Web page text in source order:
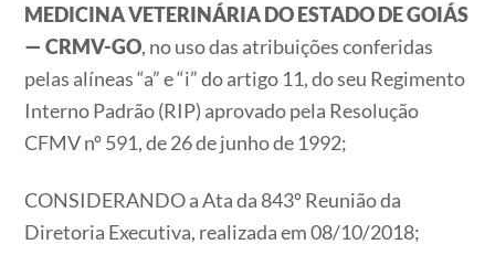
MEDICINA VETERINÁRIA DO ESTADO DE GOIÁS
— CRMV-GO, no uso das atribuições conferidas
pelas alíneas “a” e “i” do artigo 11, do seu Regimento
Interno Padrão (RIP) aprovado pela Resolução
CFMV nº 591, de 26 de junho de 1992;
CONSIDERANDO a Ata da 843º Reunião da
Diretoria Executiva, realizada em 08/10/2018;